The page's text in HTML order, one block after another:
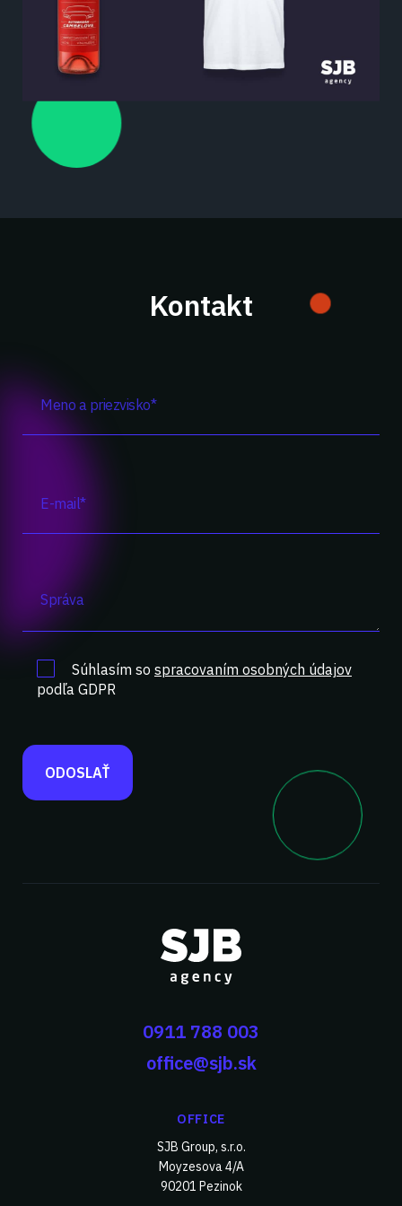
Kontakt
Súhlasím so spracovaním osobných údajov
podľa GDPR
0911 788 003
office@sjb.sk
OFFICE
SJB Group, s.r.o.
Moyzesova 4/A
90201 Pezinok